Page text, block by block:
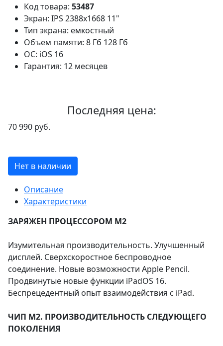
Код товара: 53487
Экран: IPS 2388x1668 11"
Тип экрана: емкостный
Объем памяти: 8 Гб 128 Гб
ОС: iOS 16
Гарантия: 12 месяцев
Последняя цена:
70 990 руб.
Нет в наличии
Описание
Характеристики
ЗАРЯЖЕН ПРОЦЕССОРОМ M2
Изумительная производительность. Улучшенный
дисплей. Сверхскоростное беспроводное
соединение. Новые возможности Apple Pencil.
Продвинутые новые функции iPadOS 16.
Беспрецедентный опыт взаимодействия с iPad.
ЧИП M2. ПРОИЗВОДИТЕЛЬНОСТЬ СЛЕДУЮЩЕГО
ПОКОЛЕНИЯ